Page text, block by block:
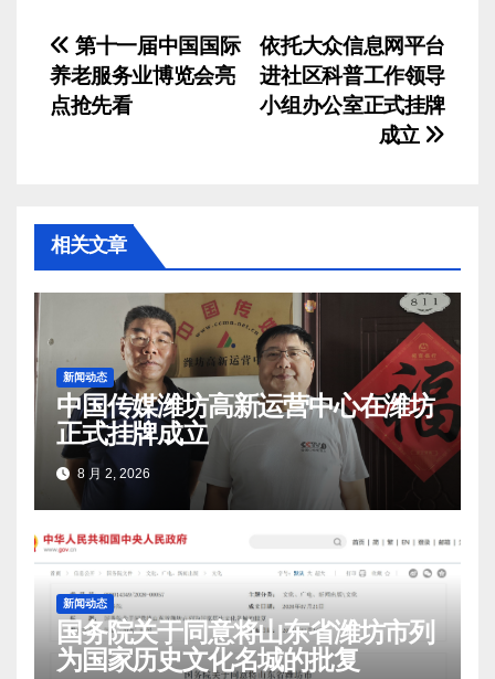
文
章
依托大众信息网平台
进社区科普工作领导
小组办公室正式挂牌
成立
第十一届中国国际
养老服务业博览会亮
点抢先看
相关文章
新闻动态
中国传媒潍坊高新运营中心在潍坊
正式挂牌成立
8 月 2, 2026
新闻动态
国务院关于同意将山东省潍坊市列
为国家历史文化名城的批复